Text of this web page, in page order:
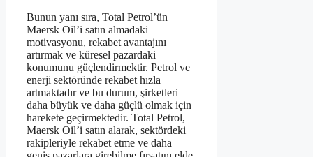
Bunun yanı sıra, Total Petrol’ün
Maersk Oil’i satın almadaki
motivasyonu, rekabet avantajını
artırmak ve küresel pazardaki
konumunu güçlendirmektir. Petrol ve
enerji sektöründe rekabet hızla
artmaktadır ve bu durum, şirketleri
daha büyük ve daha güçlü olmak için
harekete geçirmektedir. Total Petrol,
Maersk Oil’i satın alarak, sektördeki
rakipleriyle rekabet etme ve daha